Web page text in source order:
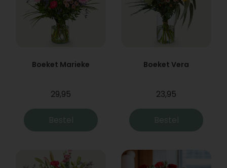
Boeket Marieke
29,95
Bestel
Boeket Vera
23,95
Bestel